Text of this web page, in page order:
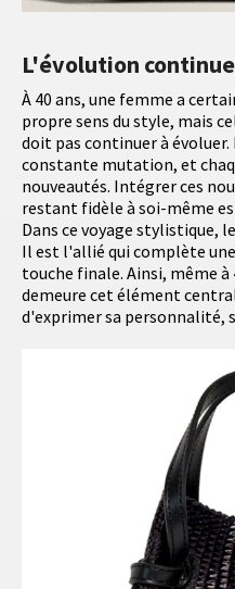
L'évolution
À 40 ans, une femme a
propre sens du style, mais
doit pas continuer à évoluer.
constante mutation, et
nouveautés. Intégrer ces
restant fidèle à soi-même
Dans ce voyage stylistique,
Il est l'allié qui complète
touche finale. Ainsi, même à
demeure cet élément
d'exprimer sa personnalité,